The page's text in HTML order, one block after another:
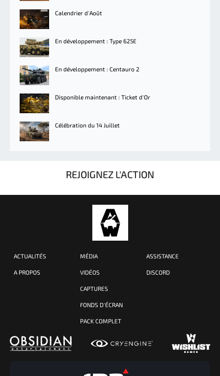
Calendrier d'Août
En développement : Type 625E
En développement : Centauro 2
Disponible maintenant : Ticket d'Or
Célébration du 14 Juillet
REJOIGNEZ L'ACTION
ACTUALITÉS
A PROPOS
MÉDIA
VIDÉOS
CAPTURES
FONDS D'ÉCRAN
PACK COMPLET
ASSISTANCE
DISCORD